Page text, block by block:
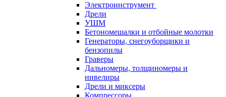
Электроинструмент
Дрели
УШМ
Бетономешалки и отбойные молотки
Генераторы, снегоуборщики и
бензопилы
Граверы
Дальномеры, толщиномеры и
нивелиры
Дрели и миксеры
Компрессоры